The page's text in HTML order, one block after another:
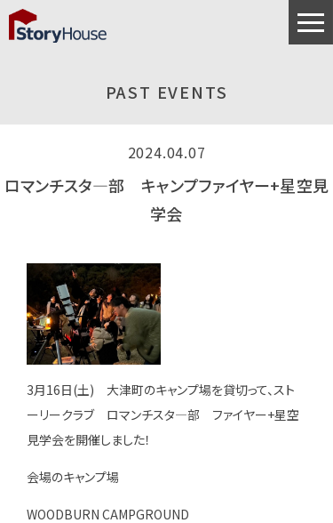
PAST EVENTS
2024.04.07
ロマンチスタ—部 キャンプファイヤー+星空見
学会
3月16日(土) 大津町のキャンプ場を貸切って、スト
ーリークラブ ロマンチスタ—部 ファイヤー+星空
見学会を開催しました！
会場のキャンプ場
WOODBURN CAMPGROUND